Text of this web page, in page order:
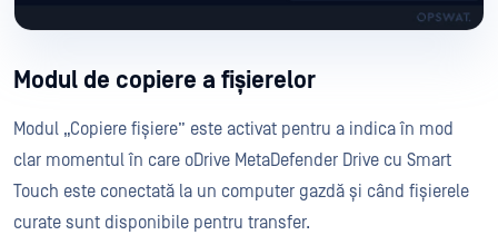
Modul de copiere a fișierelor
Modul „Copiere fișiere” este activat pentru a indica în mod
clar momentul în care oDrive MetaDefender Drive cu Smart
Touch este conectată la un computer gazdă și când fișierele
curate sunt disponibile pentru transfer.